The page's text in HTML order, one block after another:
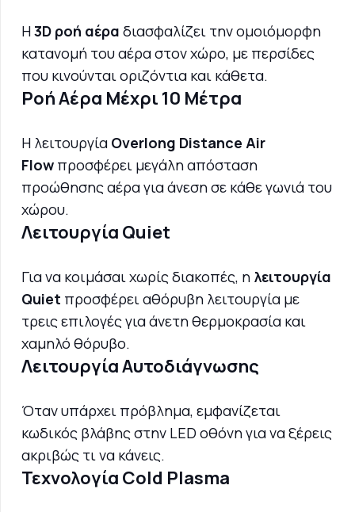
Η3D ροή αέρα διασφαλίζει την ομοιόμορφη
κατανομή του αέρα στον χώρο, με περσίδες
που κινούνται οριζόντια και κάθετα.
Ροή Αέρα Μέχρι 10 Μέτρα
Η λειτουργία Overlong Distance Air
Flow προσφέρει μεγάλη απόσταση
προώθησης αέρα για άνεση σε κάθε γωνιά του
χώρου.
Λειτουργία Quiet
Για να κοιμάσαι χωρίς διακοπές, η λειτουργία
Quiet προσφέρει αθόρυβη λειτουργία με
τρεις επιλογές για άνετη θερμοκρασία και
χαμηλό θόρυβο.
Λειτουργία Αυτοδιάγνωσης
Όταν υπάρχει πρόβλημα, εμφανίζεται
κωδικός βλάβης στην LED οθόνη για να ξέρεις
ακριβώς τι να κάνεις.
Τεχνολογία Cold Plasma